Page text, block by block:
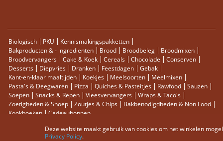
Biologisch PKU
Kennismakingspakketten
Bakproducten & - ingrediënten
Brood Broodbeleg
Broodmixen
Broodvervangers
Cake & Koek Cereals Chocolade
Conserven
Desserts
Diepvries Dranken Feestdagen
Gebak
Kant-en-klaar maaltijden
Koekjes Meelsoorten
Meelmixen
Pasta's & Deegwaren
Pizza Quiches & Pasteitjes Rawfood
Sauzen
Soepen
Snacks & Repen Vleesvervangers
Wraps & Taco's
Zoetigheden & Snoep
Zoutjes & Chips
Bakbenodigdheden & Non Food
Kookboeken
Cadeaubonnen
Zoektermen Zoeken
Deze website maakt gebruik van cookies om het winkelen
Privacy Policy.